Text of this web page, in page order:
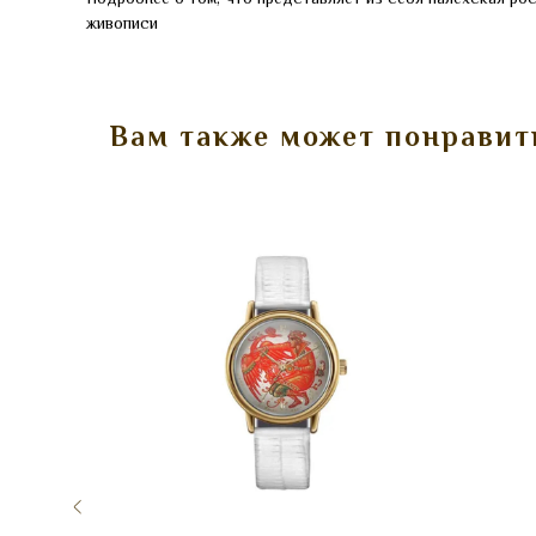
живописи
Вам также может